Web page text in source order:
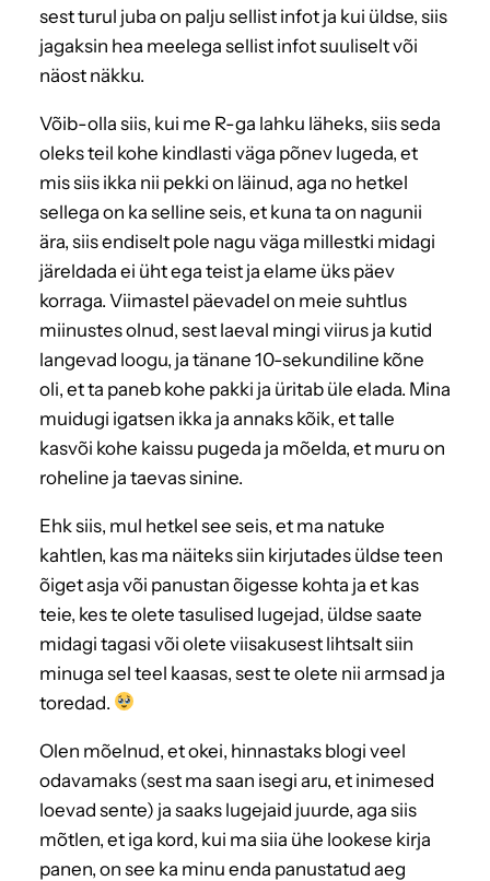
sest turul juba on palju sellist infot ja kui üldse, siis
jagaksin hea meelega sellist infot suuliselt või
näost näkku.
Võib-olla siis, kui me R-ga lahku läheks, siis seda
oleks teil kohe kindlasti väga põnev lugeda, et
mis siis ikka nii pekki on läinud, aga no hetkel
sellega on ka selline seis, et kuna ta on nagunii
ära, siis endiselt pole nagu väga millestki midagi
järeldada ei üht ega teist ja elame üks päev
korraga. Viimastel päevadel on meie suhtlus
miinustes olnud, sest laeval mingi viirus ja kutid
langevad loogu, ja tänane 10-sekundiline kõne
oli, et ta paneb kohe pakki ja üritab üle elada. Mina
muidugi igatsen ikka ja annaks kõik, et talle
kasvõi kohe kaissu pugeda ja mõelda, et muru on
roheline ja taevas sinine.
Ehk siis, mul hetkel see seis, et ma natuke
kahtlen, kas ma näiteks siin kirjutades üldse teen
õiget asja või panustan õigesse kohta ja et kas
teie, kes te olete tasulised lugejad, üldse saate
midagi tagasi või olete viisakusest lihtsalt siin
minuga sel teel kaasas, sest te olete nii armsad ja
toredad.
Olen mõelnud, et okei, hinnastaks blogi veel
odavamaks (sest ma saan isegi aru, et inimesed
loevad sente) ja saaks lugejaid juurde, aga siis
mõtlen, et iga kord, kui ma siia ühe lookese kirja
panen, on see ka minu enda panustatud aeg